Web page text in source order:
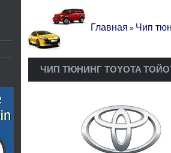
Главная » Чип
ЧИП ТЮНИНГ TOYOTA